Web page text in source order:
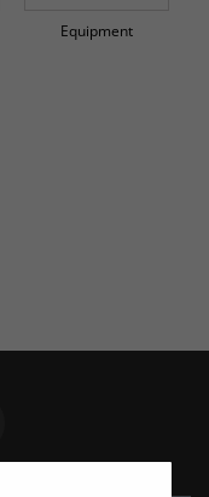
Equipment